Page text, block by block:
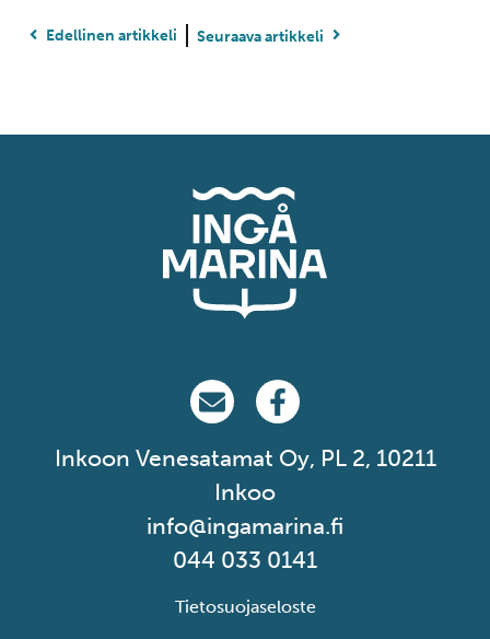
Edellinen artikkeli Seuraava artikkeli
Ingå Marina på emailIngå Marina på Facebook
Inkoon Venesatamat Oy, PL 2, 10211
Inkoo
info@ingamarina.fi
044 033 0141
Tietosuojaseloste